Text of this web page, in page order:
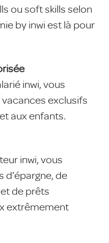
ou soft skills selon
by inwi est là pour
inwi, vous
exclusifs
aux enfants.
inwi, vous
de
de prêts
extrêmement